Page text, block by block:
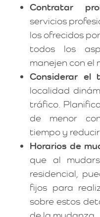
Contratar
servicios
los ofrecidos
todos los
manejen con el
Considerar el
localidad
tráfico.
de menor
tiempo y
Horarios de
que al
residencial,
fijos para
sobre estos